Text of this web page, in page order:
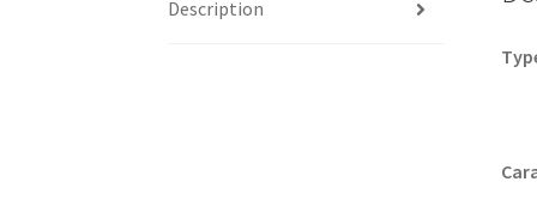
Description